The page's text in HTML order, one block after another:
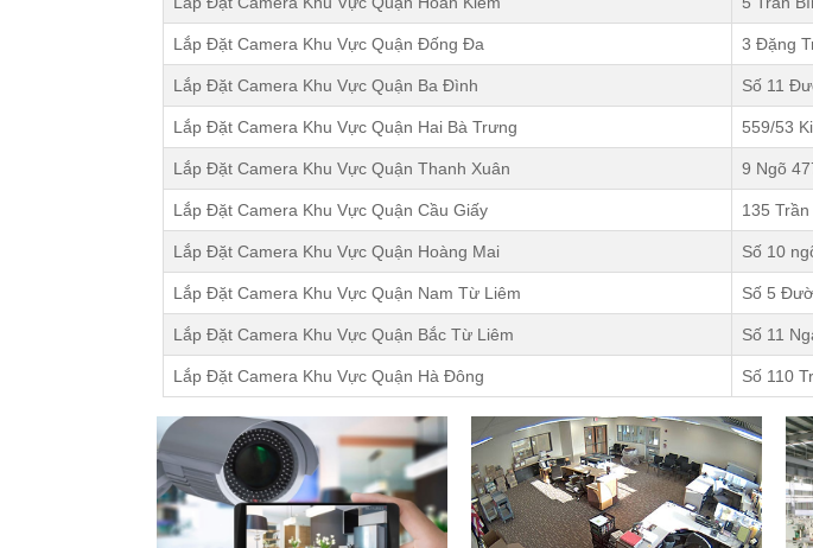
Lắp Đặt Camera Khu Vực Quận Đống Đa 3 Đặng
Lắp Đặt Camera Khu Vực Quận Ba Đình Số 11
Lắp Đặt Camera Khu Vực Quận Hai Bà Trưng 559/53
Lắp Đặt Camera Khu Vực Quận Thanh Xuân 9 Ngõ
Lắp Đặt Camera Khu Vực Quận Cầu Giấy 135
Lắp Đặt Camera Khu Vực Quận Hoàng Mai Số 10
Lắp Đặt Camera Khu Vực Quận Nam Từ Liêm Số 5
Lắp Đặt Camera Khu Vực Quận Bắc Từ Liêm Số 11
Lắp Đặt Camera Khu Vực Quận Hà Đông Số 110